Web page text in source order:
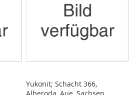
Yukonit; Schacht 366,
Alberoda, Aue, Sachsen,